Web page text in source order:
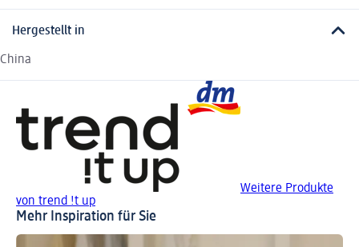
Hergestellt in
China
Weitere Produkte
von trend !t up
Mehr Inspiration für Sie